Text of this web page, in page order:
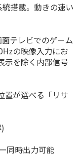
搭載。動きの速い
テレビでのゲーム
の映像入力にお
示を除く内部信号
置が選べる「リサ
同時出力可能